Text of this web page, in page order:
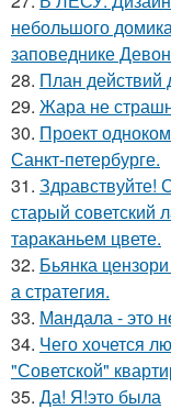
небольшого
заповеднике
28. План действий
29. Жара не
30. Проект
Санкт-петербурге.
31. Здравствуйте!
старый советский
тараканьем цвете.
32. Бьянка
а стратегия.
33. Мандала - это
34. Чего хочется
"Советской"
35. Да! Я!это была